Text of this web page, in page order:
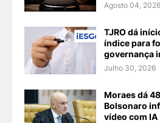
Agosto 04, 2026
TJRO dá
índice para
governança
Julho 30, 2026
Moraes dá
Bolsonaro
vídeo com IA